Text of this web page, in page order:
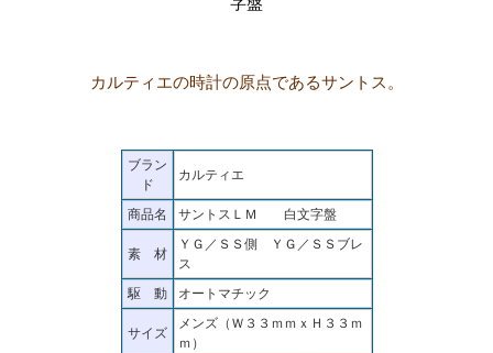
カルティエの時計の原点であるサントス。
ブラン
ド
カルティエ
商品名 サントスＬＭ 白文字盤
素 材
ＹＧ／ＳＳ側 ＹＧ／ＳＳブレ
ス
駆 動
オートマチック
サイズ
メンズ（Ｗ３３ｍｍｘＨ３３ｍ
ｍ）